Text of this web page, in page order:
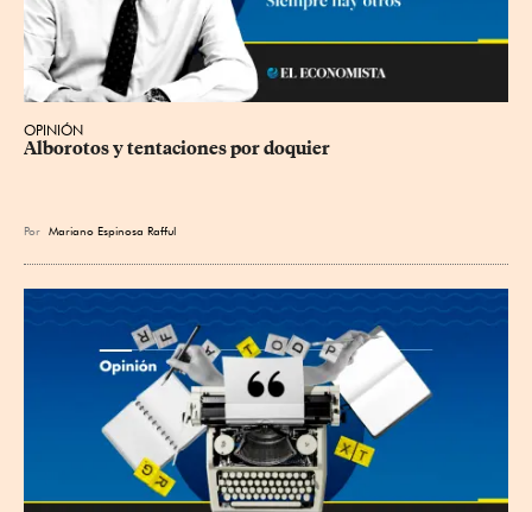
OPINIÓN
Alborotos y tentaciones por doquier
Por Mariano Espinosa Rafful